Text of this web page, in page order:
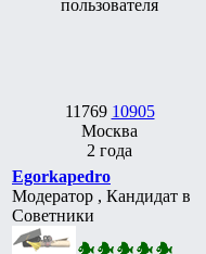
11769 10905
Москва
2 года
Egorkapedro
Модератор , Кандидат в
Советники